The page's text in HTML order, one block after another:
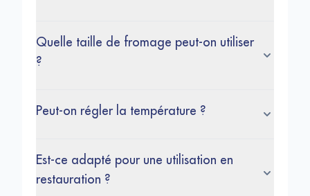
Quelle taille de fromage peut-on utiliser
?
Peut-on régler la température ?
Est-ce adapté pour une utilisation en
restauration ?